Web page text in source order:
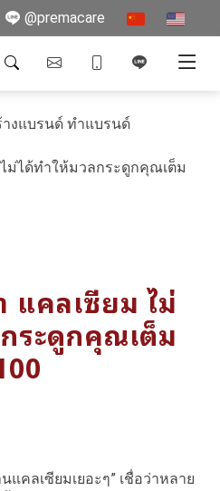
@premacare
งแบรนด์ ทำแบรนด์
ม่ได้ทำให้มวลกระดูกคุณเต็ม
แคลเซียม ไม่
ระดูกคุณเต็ม
แคลเซียมเยอะๆ” เชื่อว่าหลาย